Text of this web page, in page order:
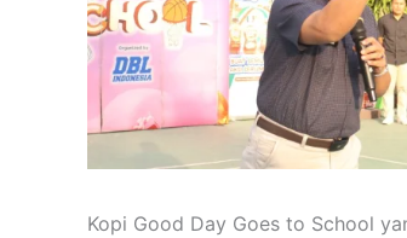
Kopi Good Day Goes to School